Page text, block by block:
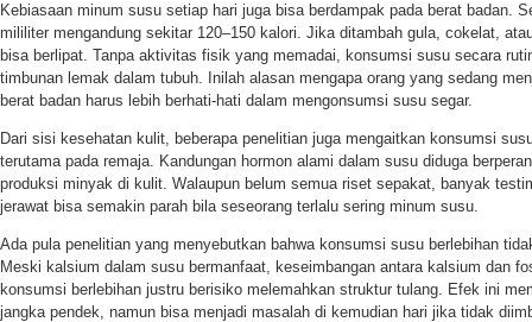
Kebiasaan minum susu setiap hari juga bisa berdampak pada berat badan.
mililiter mengandung sekitar 120–150 kalori. Jika ditambah gula, cokelat,
bisa berlipat. Tanpa aktivitas fisik yang memadai, konsumsi susu secara
timbunan lemak dalam tubuh. Inilah alasan mengapa orang yang sedang
berat badan harus lebih berhati-hati dalam mengonsumsi susu segar.
Dari sisi kesehatan kulit, beberapa penelitian juga mengaitkan konsumsi
terutama pada remaja. Kandungan hormon alami dalam susu diduga
produksi minyak di kulit. Walaupun belum semua riset sepakat, banyak
jerawat bisa semakin parah bila seseorang terlalu sering minum susu.
Ada pula penelitian yang menyebutkan bahwa konsumsi susu berlebihan
Meski kalsium dalam susu bermanfaat, keseimbangan antara kalsium dan
konsumsi berlebihan justru berisiko melemahkan struktur tulang. Efek ini
jangka pendek, namun bisa menjadi masalah di kemudian hari jika tidak